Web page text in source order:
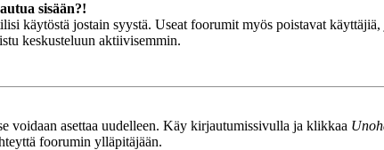
sisään?!
käytöstä jostain syystä. Useat foorumit myös poistavat
keskusteluun aktiivisemmin.
voidaan asettaa uudelleen. Käy kirjautumissivulla ja klikkaa
foorumin ylläpitäjään.